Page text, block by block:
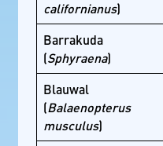
californianus)
Barrakuda
(Sphyraena)
Blauwal
(Balaenopterus
musculus)